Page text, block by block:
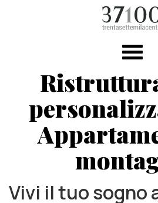
Vivi il tuo sogno